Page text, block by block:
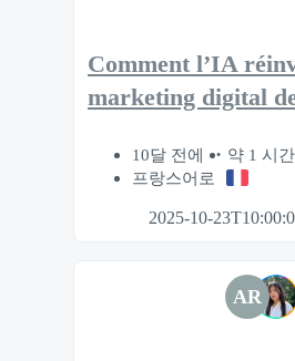
Comment l’IA
marketing digital
10달 전에
약 1 시
프랑스어로
2025-10-
AR